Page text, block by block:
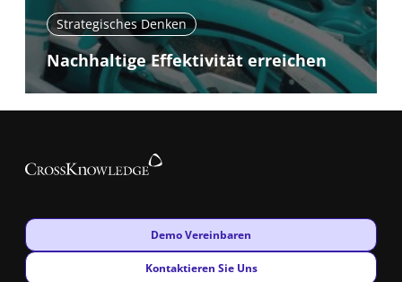
Strategisches Denken
Nachhaltige Effektivität erreichen
New window
Demo Vereinbaren
New window
Kontaktieren Sie Uns